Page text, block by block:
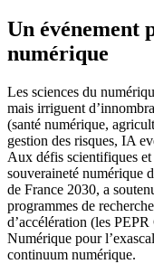
Un événement
numérique
Les sciences du
mais irriguent
(santé numérique,
gestion des risques, IA
Aux défis scientifiques
souveraineté numérique
de France 2030, a
programmes de
d’accélération (les
Numérique pour
continuum numérique.